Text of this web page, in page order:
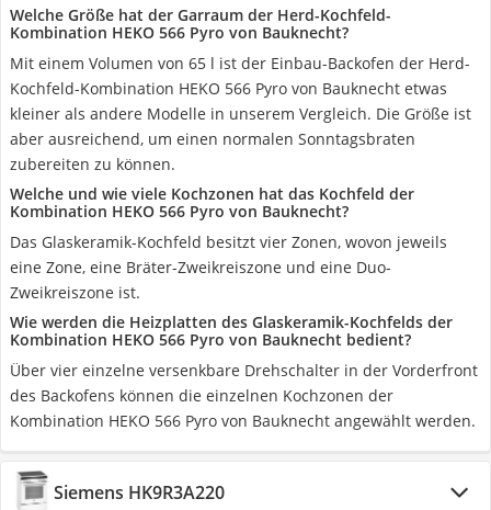
Welche Größe hat der Garraum der Herd-Kochfeld-
Kombination HEKO 566 Pyro von Bauknecht?
Mit einem Volumen von 65 l ist der Einbau-Backofen der Herd-
Kochfeld-Kombination HEKO 566 Pyro von Bauknecht etwas
kleiner als andere Modelle in unserem Vergleich. Die Größe ist
aber ausreichend, um einen normalen Sonntagsbraten
zubereiten zu können.
Welche und wie viele Kochzonen hat das Kochfeld der
Kombination HEKO 566 Pyro von Bauknecht?
Das Glaskeramik-Kochfeld besitzt vier Zonen, wovon jeweils
eine Zone, eine Bräter-Zweikreiszone und eine Duo-
Zweikreiszone ist.
Wie werden die Heizplatten des Glaskeramik-Kochfelds der
Kombination HEKO 566 Pyro von Bauknecht bedient?
Über vier einzelne versenkbare Drehschalter in der Vorderfront
des Backofens können die einzelnen Kochzonen der
Kombination HEKO 566 Pyro von Bauknecht angewählt werden.
Siemens HK9R3A220